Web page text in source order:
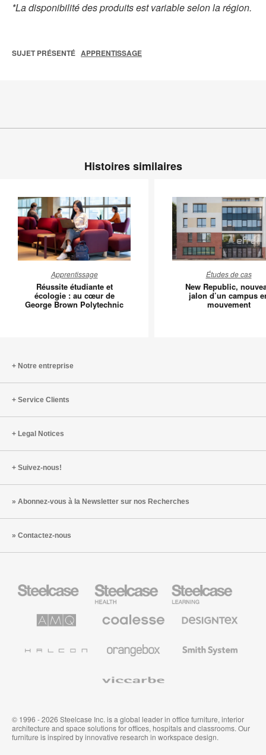
*La disponibilité des produits est variable selon la région.
SUJET PRÉSENTÉ APPRENTISSAGE
Histoires similaires
étudiante
et
écologie
Apprentissage
Réussite étudiante et
écologie : au cœur de
George Brown Polytechnic
nouveau
jalon
Études de cas
New Republic,
jalon d’un campus
mouvement
Notre entreprise
Service Clients
Legal Notices
Suivez-nous!
Abonnez-vous à la Newsletter sur nos Recherches
Contactez-nous
Health
Mobilier
pour
secteur
Solutions
Mobilier
Premium
Textiles
Muraux
System
© 1996 - 2026 Steelcase Inc. is a global leader in office furniture, interior
architecture and space solutions for offices, hospitals and classrooms. Our
furniture is inspired by innovative research in workspace design.